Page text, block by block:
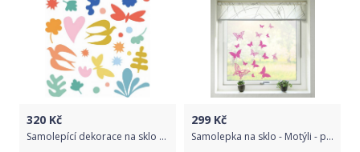
320 Kč
Samolepící dekorace na sklo - Ptáčci a motýlci
299 Kč
Samolepka na sklo - Motýli - purpurová